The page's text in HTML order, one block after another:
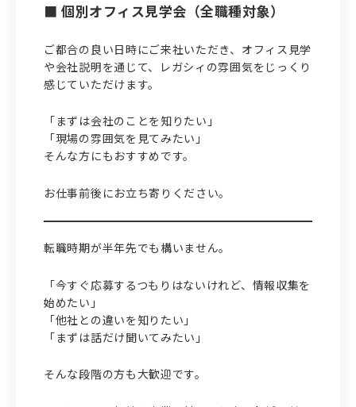
■ 個別オフィス見学会（全職種対象）
ご都合の良い日時にご来社いただき、オフィス見学
や会社説明を通じて、レガシィの雰囲気をじっくり
感じていただけます。
「まずは会社のことを知りたい」
「現場の雰囲気を見てみたい」
そんな方にもおすすめです。
お仕事前後にお立ち寄りください。
転職時期が半年先でも構いません。
「今すぐ応募するつもりはないけれど、情報収集を
始めたい」
「他社との違いを知りたい」
「まずは話だけ聞いてみたい」
そんな段階の方も大歓迎です。